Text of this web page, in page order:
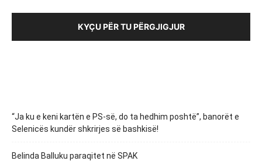
KYÇU PËR TU PËRGJIGJUR
“Ja ku e keni kartën e PS-së, do ta hedhim poshtë”, banorët e
Selenicës kundër shkrirjes së bashkisë!
Belinda Balluku paraqitet në SPAK